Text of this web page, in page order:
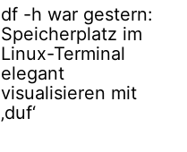
df -h war gestern:
Speicherplatz im
Linux-Terminal
elegant
visualisieren mit
‚duf‘